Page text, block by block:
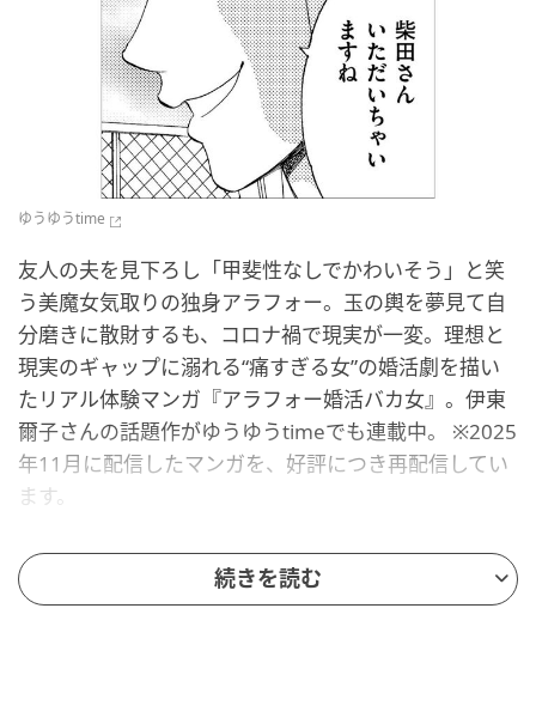
ゆうゆうtime
友人の夫を見下ろし「甲斐性なしでかわいそう」と笑
う美魔女気取りの独身アラフォー。玉の輿を夢見て自
分磨きに散財するも、コロナ禍で現実が一変。理想と
現実のギャップに溺れる“痛すぎる女”の婚活劇を描い
たリアル体験マンガ『アラフォー婚活バカ女』。伊東
爾子さんの話題作がゆうゆうtimeでも連載中。 ※2025
年11月に配信したマンガを、好評につき再配信してい
ます。
「婚約者いただいちゃいますね」と言う彼
女。そのとき現れたのは？
続きを読む